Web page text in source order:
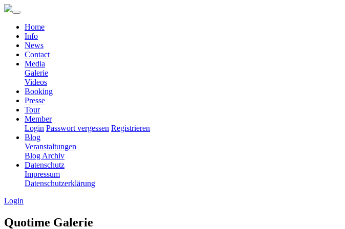
Home
Info
News
Contact
Media
Galerie
Videos
Booking
Presse
Tour
Member
Login Passwort vergessen Registrieren
Blog
Veranstaltungen
Blog Archiv
Datenschutz
Impressum
Datenschutzerklärung
Login
Quotime Galerie